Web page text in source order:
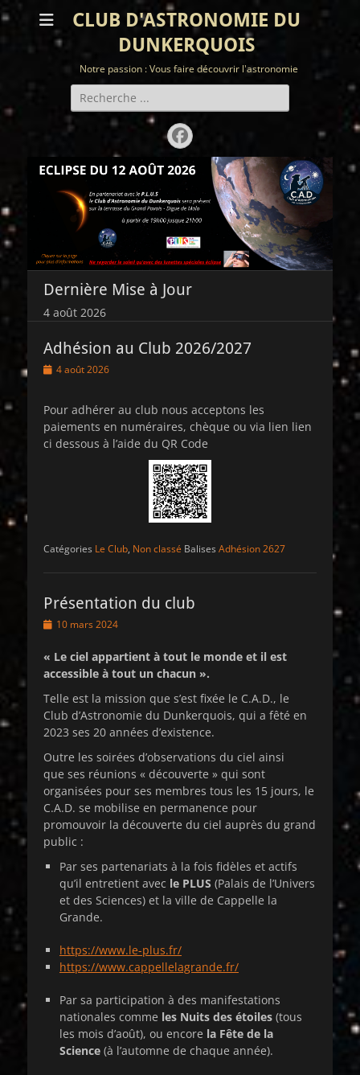
CLUB D'ASTRONOMIE DU
DUNKERQUOIS
Notre passion : Vous faire découvrir l'astronomie
Rechercher :
Facebook
Dernière Mise à Jour
4 août 2026
Adhésion au Club 2026/2027
Posted
4 août 2026
Pour adhérer au club nous acceptons les
paiements en numéraires, chèque ou via lien lien
ci dessous à l’aide du QR Code
Catégories Le Club, Non classé Balises Adhésion 2627
Présentation du club
Posted10 mars 2024
« Le ciel appartient à tout le monde et il est
accessible à tout un chacun ».
Telle est la mission que s’est fixée le C.A.D., le
Club d’Astronomie du Dunkerquois, qui a fêté en
2023 ses 20 années d’existence.
Outre les soirées d’observations du ciel ainsi
que ses réunions « découverte » qui sont
organisées pour ses membres tous les 15 jours, le
C.A.D. se mobilise en permanence pour
promouvoir la découverte du ciel auprès du grand
public :
Par ses partenariats à la fois fidèles et actifs
qu’il entretient avec le PLUS (Palais de l’Univers
et des Sciences) et la ville de Cappelle la
Grande.
https://www.le-plus.fr/
https://www.cappellelagrande.fr/
Par sa participation à des manifestations
nationales comme les Nuits des étoiles (tous
les mois d’août), ou encore la Fête de la
Science (à l’automne de chaque année).